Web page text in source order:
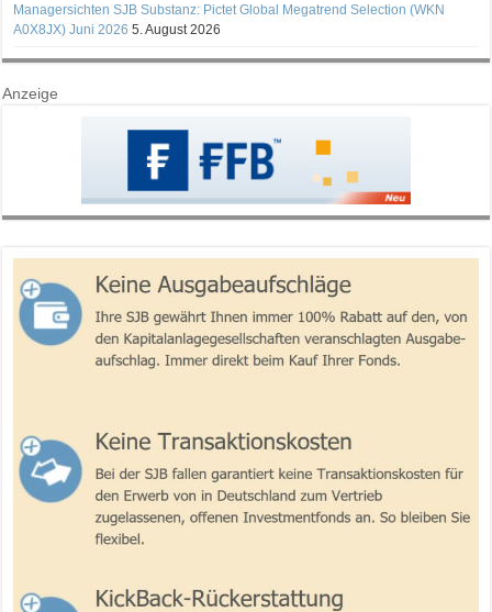
Managersichten SJB Substanz: Pictet Global Megatrend Selection (WKN
A0X8JX) Juni 2026 5. August 2026
Anzeige